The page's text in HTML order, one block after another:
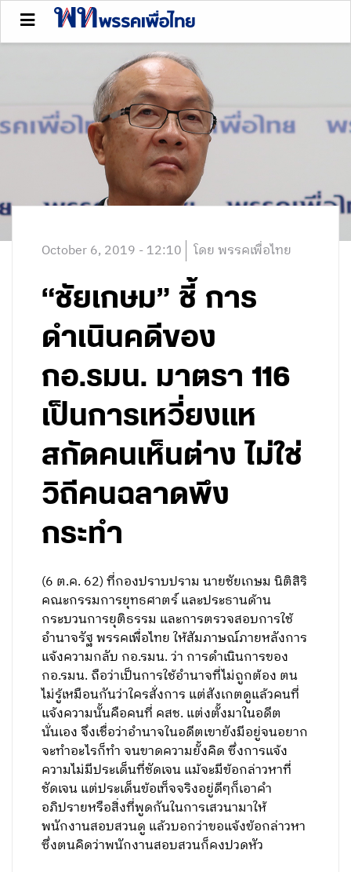
October 6, 2019 - 12:10 โดย พรรคเพื่อไทย
“ชัยเกษม” ชี้ การ
ดำเนินคดีของ
กอ.รมน. มาตรา 116
เป็นการเหวี่ยงแห
สกัดคนเห็นต่าง ไม่ใช่
วิถีคนฉลาดพึง
กระทำ
(6 ต.ค. 62) ที่กองปราบปราม นายชัยเกษม นิติสิริ
คณะกรรมการยุทธศาตร์ และประธานด้าน
กระบวนการยุติธรรม และการตรวจสอบการใช้
อำนาจรัฐ พรรคเพื่อไทย ให้สัมภาษณ์ภายหลังการ
แจ้งความกลับ กอ.รมน. ว่า การดำเนินการของ
กอ.รมน. ถือว่าเป็นการใช้อำนาจที่ไม่ถูกต้อง ตน
ไม่รู้เหมือนกันว่าใครสั่งการ แต่สังเกตดูแล้วคนที่
แจ้งความนั้นคือคนที่ คสช. แต่งตั้งมาในอดีต
นั่นเอง จึงเชื่อว่าอำนาจในอดีตเขายังมีอยู่จนอยาก
จะทำอะไรก็ทำ จนขาดความยั้งคิด ซึ่งการแจ้ง
ความไม่มีประเด็นที่ชัดเจน แม้จะมีข้อกล่าวหาที่
ชัดเจน แต่ประเด็นข้อเท็จจริงอยู่ดีๆก็เอาคำ
อภิปรายหรือสิ่งที่พูดกันในการเสวนามาให้
พนักงานสอบสวนดู แล้วบอกว่าขอแจ้งข้อกล่าวหา
ซึ่งตนคิดว่าพนักงานสอบสวนก็คงปวดหัว